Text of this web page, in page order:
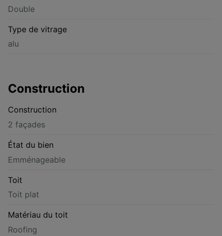
Double
Type de vitrage
alu
Construction
Construction
2 façades
État du bien
Emménageable
Toit
Toit plat
Matériau du toit
Roofing